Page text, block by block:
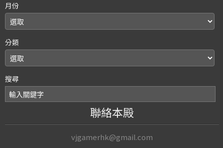
月份
分類
搜尋
聯絡本殿
vjgamerhk@gmail.com